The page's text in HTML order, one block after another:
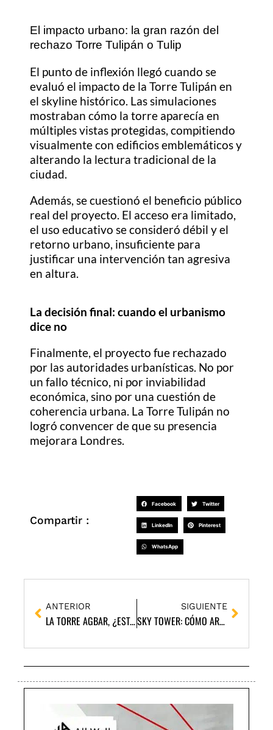
El impacto urbano: la gran razón del
rechazo Torre Tulipán o Tulip
El punto de inflexión llegó cuando se
evaluó el impacto de la Torre Tulipán en
el skyline histórico. Las simulaciones
mostraban cómo la torre aparecía en
múltiples vistas protegidas, compitiendo
visualmente con edificios emblemáticos y
alterando la lectura tradicional de la
ciudad.
Además, se cuestionó el beneficio público
real del proyecto. El acceso era limitado,
el uso educativo se consideró débil y el
retorno urbano, insuficiente para
justificar una intervención tan agresiva
en altura.
La decisión final: cuando el urbanismo
dice no
Finalmente, el proyecto fue rechazado
por las autoridades urbanísticas. No por
un fallo técnico, ni por inviabilidad
económica, sino por una cuestión de
coherencia urbana. La Torre Tulipán no
logró convencer de que su presencia
mejorara Londres.
Compartir :
Facebook Twitter
LinkedIn Pinterest
WhatsApp
Ant
ANTERIOR
LA TORRE AGBAR, ¿ESTÁ ENFERMA O PROVOCA ENFERMEDADES?
SIGUIENTE
SKY TOWER: CÓMO ARRUINAR UNA AZOTEA RENTABLE